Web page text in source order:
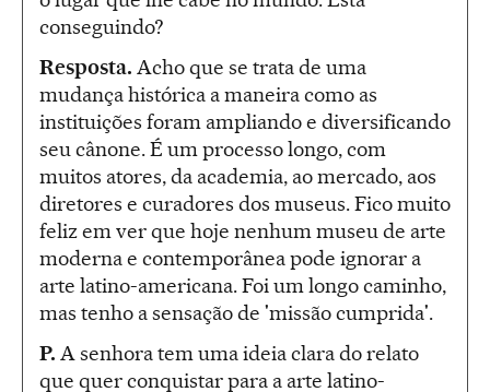
conseguindo?
Resposta. Acho que se trata de uma
mudança histórica a maneira como as
instituições foram ampliando e diversificando
seu cânone. É um processo longo, com
muitos atores, da academia, ao mercado, aos
diretores e curadores dos museus. Fico muito
feliz em ver que hoje nenhum museu de arte
moderna e contemporânea pode ignorar a
arte latino-americana. Foi um longo caminho,
mas tenho a sensação de 'missão cumprida'.
P. A senhora tem uma ideia clara do relato
que quer conquistar para a arte latino-